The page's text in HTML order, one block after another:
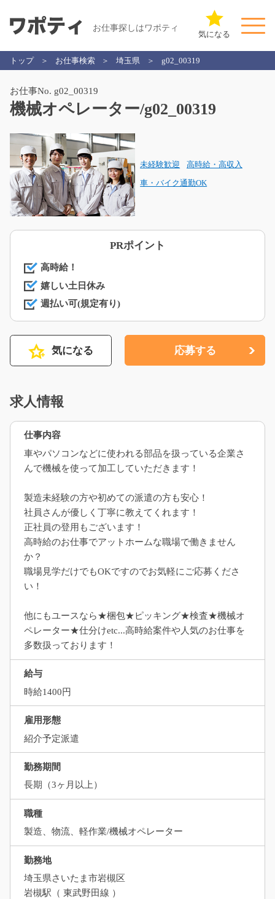
お仕事探しはワポティ
気になる
トップ お仕事検索 埼玉県 g02_00319
お仕事No. g02_00319
機械オペレーター/g02_00319
未経験歓迎 高時給・高収入
車・バイク通勤OK
PRポイント
高時給！
嬉しい土日休み
週払い可(規定有り)
気になる 応募する
求人情報
仕事内容
車やパソコンなどに使われる部品を扱っている企業さ
んで機械を使って加工していただきます！
製造未経験の方や初めての派遣の方も安心！
社員さんが優しく丁寧に教えてくれます！
正社員の登用もございます！
高時給のお仕事でアットホームな職場で働きません
か？
職場見学だけでもOKですのでお気軽にご応募くださ
い！
他にもユースなら★梱包★ピッキング★検査★機械オ
ペレーター★仕分けetc...高時給案件や人気のお仕事を
多数扱っております！
給与
時給1400円
雇用形態
紹介予定派遣
勤務期間
長期（3ヶ月以上）
職種
製造、物流、軽作業/機械オペレーター
勤務地
埼玉県さいたま市岩槻区
岩槻駅（ 東武野田線 ）